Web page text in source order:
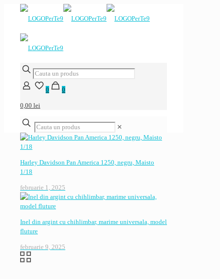
0 0
0,00 lei
✕
Harley Davidson Pan America 1250, negru, Maisto
1/18
februarie 1, 2025
Inel din argint cu chihlimbar, marime universala, model
fluture
februarie 9, 2025